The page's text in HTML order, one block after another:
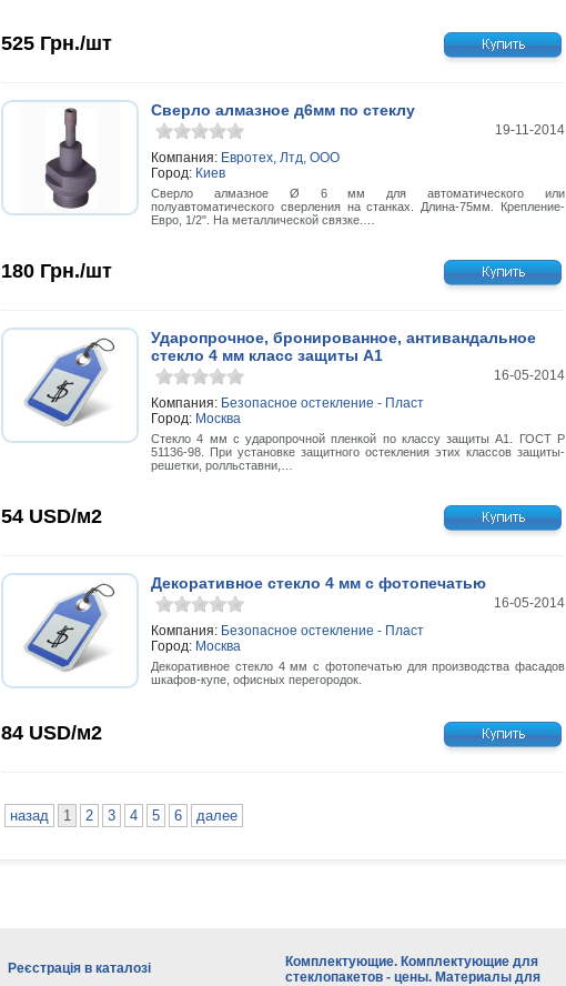
525 Грн./шт
Сверло алмазное д6мм по стеклу
19-11-2014
Компания: Евротех, Лтд, ООО
Город: Киев
Сверло алмазное Ø 6 мм для автоматического или
полуавтоматического сверления на станках. Длина-75мм. Крепление-
Евро, 1/2". На металлической связке.…
180 Грн./шт
Ударопрочное, бронированное, антивандальное
стекло 4 мм класс защиты А1
16-05-2014
Компания: Безопасное остекление - Пласт
Город: Москва
Стекло 4 мм с ударопрочной пленкой по классу защиты А1. ГОСТ Р
51136-98. При установке защитного остекления этих классов защиты-
решетки, ролльставни,…
54 USD/м2
Декоративное стекло 4 мм с фотопечатью
16-05-2014
Компания: Безопасное остекление - Пласт
Город: Москва
Декоративное стекло 4 мм с фотопечатью для производства фасадов
шкафов-купе, офисных перегородок.
84 USD/м2
назад 1 2 3 4 5 6 далее
Реєстрація в каталозі
Комплектующие. Комплектующие для
стеклопакетов - цены. Материалы для